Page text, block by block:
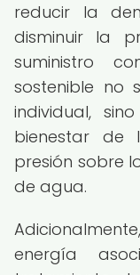
reducir la
disminuir la
suministro
sostenible no
individual,
bienestar de
presión sobre
de agua.
energía